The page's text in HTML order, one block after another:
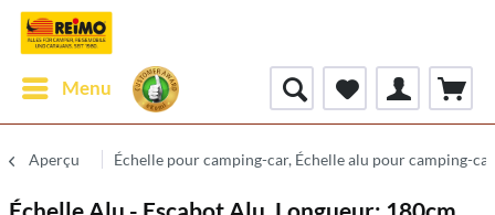
Menu
Aperçu Échelle pour camping-car, Échelle alu pour camping-car